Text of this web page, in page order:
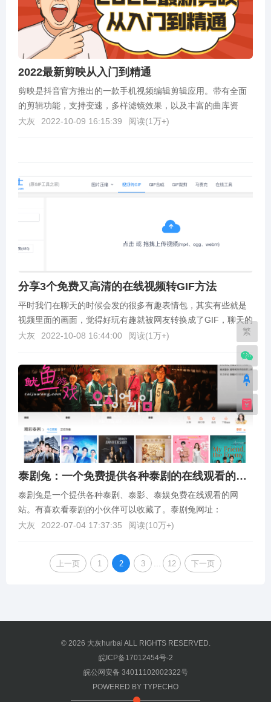
2022最新剪映从入门到精通
剪映是抖音官方推出的一款手机视频编辑剪辑应用。带有全面
的剪辑功能，支持变速，多样滤镜效果，以及丰富的曲库资
源。软件发布的系统平台有 IOS 版和 Android...
大灰 2022-10-09 16:15:39 阅读(1万+)
分享3个免费又高清的在线视频转GIF方法
平时我们在聊天的时候会发的很多有趣表情包，其实有些就是
视频里面的画面，觉得好玩有趣就被网友转换成了GIF，聊天的
时候就可以用这些表情包来代表当时的心情。如何将视...
大灰 2022-10-08 16:44:00 阅读(1万+)
泰剧兔：一个免费提供各种泰剧的在线观看的网站
泰剧兔是一个提供各种泰剧、泰影、泰娱免费在线观看的网
站。有喜欢看泰剧的小伙伴可以收藏了。泰剧兔网址：
https://www.taijuaa.com/
大灰 2022-07-04 17:37:35 阅读(10万+)
上一页 1 2 3 12 下一页
© 2026 大灰hurbai ALL RIGHTS RESERVED.
皖ICP备17012454号-2
皖公网安备 34011102002322号
POWERED BY TYPECHO
繁